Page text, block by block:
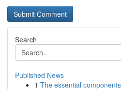
Search
Published News
1 The essential